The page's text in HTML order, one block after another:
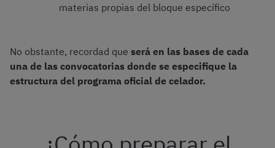
materias propias del bloque específico
No obstante, recordad que será en las bases de cada
una de las convocatorias donde se especifique la
estructura del programa oficial de celador.